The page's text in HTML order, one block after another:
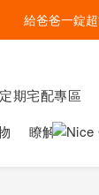
盛夏的餐桌，一
給爸爸一錠
期宅配專區
瞭解